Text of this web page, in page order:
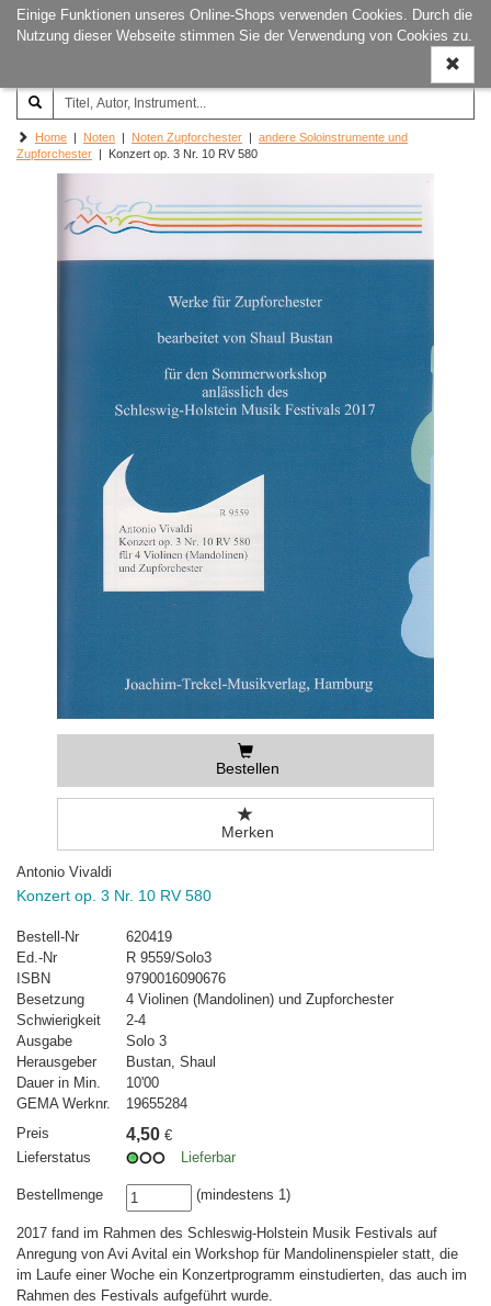
Einige Funktionen unseres Online-Shops verwenden Cookies. Durch die
Nutzung dieser Webseite stimmen Sie der Verwendung von Cookies zu.
ein-/
Joachim‐Trekel‐Musikverlag,
Hamburg
Home | Noten | Noten Zupforchester | andere Soloinstrumente und
Zupforchester | Konzert op. 3 Nr. 10 RV 580
Bestellen
Merken
Antonio Vivaldi
Konzert op. 3 Nr. 10 RV 580
Bestell-Nr
620419
Ed.-Nr
R 9559/Solo3
ISBN
9790016090676
Besetzung
4 Violinen (Mandolinen) und Zupforchester
Schwierigkeit
2-4
Ausgabe
Solo 3
Herausgeber
Bustan, Shaul
Dauer in Min.
10'00
GEMA Werknr.
19655284
Preis
4,50 €
Lieferstatus
Lieferbar
Bestellmenge (mindestens 1)
2017 fand im Rahmen des Schleswig-Holstein Musik Festivals auf
Anregung von Avi Avital ein Workshop für Mandolinenspieler statt, die
im Laufe einer Woche ein Konzertprogramm einstudierten, das auch im
Rahmen des Festivals aufgeführt wurde.